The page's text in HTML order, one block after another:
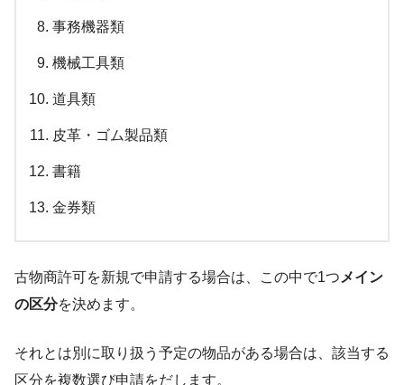
事務機器類
機械工具類
道具類
皮革・ゴム製品類
書籍
金券類
古物商許可を新規で申請する場合は、この中で1つメイン
の区分を決めます。
それとは別に取り扱う予定の物品がある場合は、該当する
区分を複数選び申請をだします。